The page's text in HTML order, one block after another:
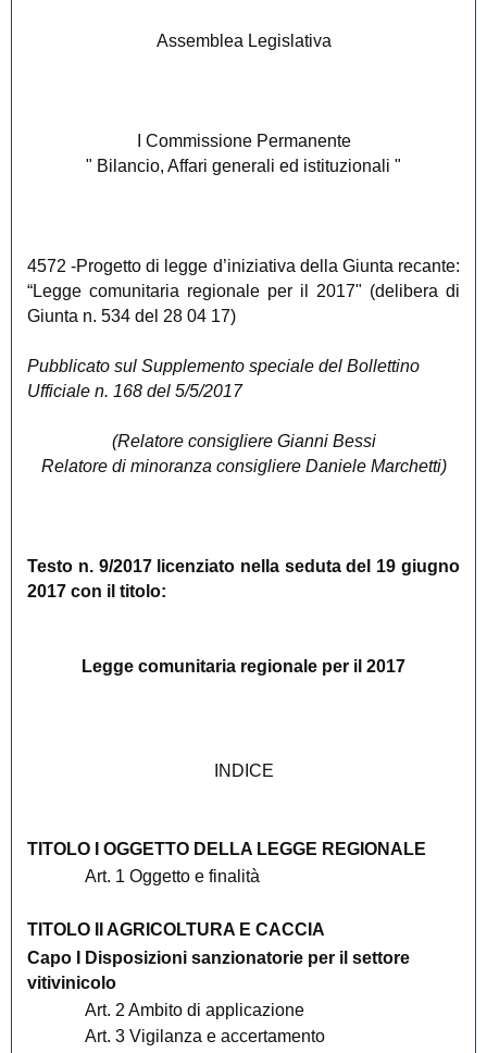
Assemblea Legislativa
I Commissione Permanente
" Bilancio, Affari generali ed istituzionali "
4572 -Progetto di legge d’iniziativa della Giunta recante:
“Legge comunitaria regionale per il 2017" (delibera di
Giunta n. 534 del 28 04 17)
Pubblicato sul Supplemento speciale del Bollettino
Ufficiale n. 168 del 5/5/2017
(Relatore consigliere Gianni Bessi
Relatore di minoranza consigliere Daniele Marchetti)
Testo n. 9/2017 licenziato nella seduta del 19 giugno
2017 con il titolo:
Legge comunitaria regionale per il 2017
INDICE
TITOLO I OGGETTO DELLA LEGGE REGIONALE
Art. 1 Oggetto e finalità
TITOLO II AGRICOLTURA E CACCIA
Capo I Disposizioni sanzionatorie per il settore
vitivinicolo
Art. 2 Ambito di applicazione
Art. 3 Vigilanza e accertamento